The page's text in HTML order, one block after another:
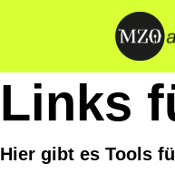
Links
Hier gibt es Tools